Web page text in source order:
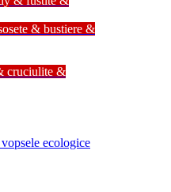
& bustiere &
cruciulite &
ecologice